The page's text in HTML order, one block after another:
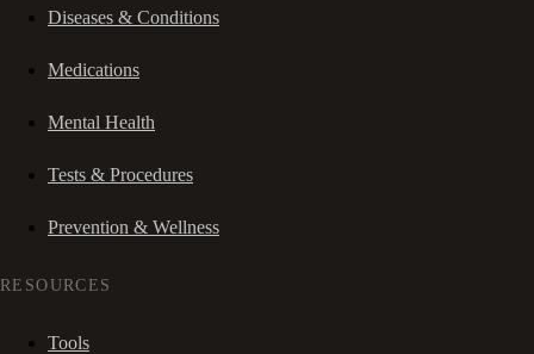
Diseases & Conditions
Medications
Mental Health
Tests & Procedures
Prevention & Wellness
RESOURCES
Tools